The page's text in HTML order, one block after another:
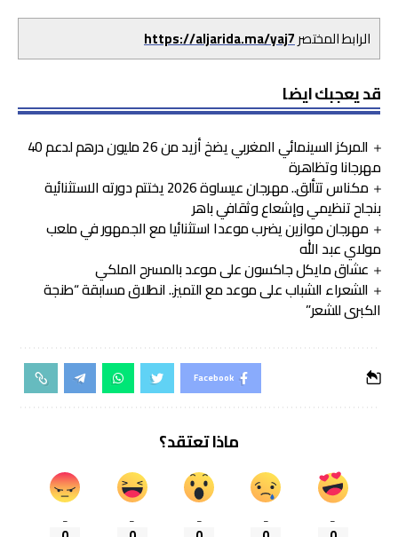
الرابط المختصرhttps://aljarida.ma/yaj7
قد يعجبك ايضا
المركز السينمائي المغربي يضخ أزيد من 26 مليون درهم لدعم 40
مهرجانا وتظاهرة
مكناس تتألق.. مهرجان عيساوة 2026 يختتم دورته الاستثنائية
بنجاح تنظيمي وإشعاع وثقافي باهر
مهرجان موازين يضرب موعدا استثنائيا مع الجمهور في ملعب
مولاي عبد الله
عشاق مايكل جاكسون على موعد بالمسرح الملكي
الشعراء الشباب على موعد مع التميز.. انطلاق مسابقة “طنجة
الكبرى للشعر”
Facebook
ماذا تعتقد؟